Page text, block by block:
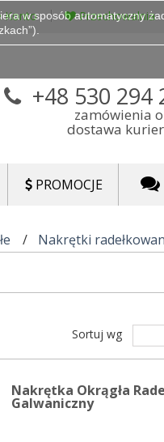
Przechowalnia
+48 530 294
zamówienia
dostawa kurier
PROMOCJE
Nakrętki
Sortuj wg
Nakrętka Okrągła
Galwaniczny
w sposób automatyczny